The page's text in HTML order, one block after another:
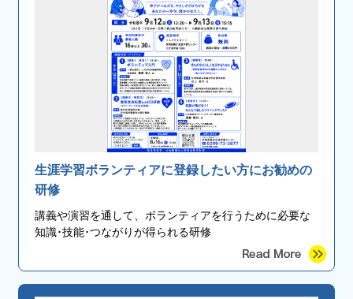
生涯学習ボランティアに登録したい方にお勧めの
研修
講義や演習を通して、ボランティアを行うために必要な
知識･技能･つながりが得られる研修